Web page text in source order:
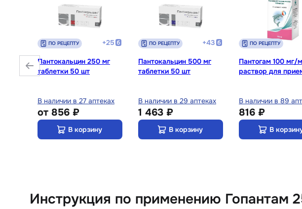
ПО РЕЦЕПТУ +25
Пантокальцин 250 мг
таблетки 50 шт
В наличии в 27 аптеках
от 856 ₽
В корзину
ПО РЕЦЕПТУ +43
Пантокальцин 500 мг
таблетки 50 шт
В наличии в 29 аптеках
1 463 ₽
В корзину
ПО РЕЦЕПТУ
Пантогам 100 мг/
раствор для
В наличии в 89
816 ₽
В
Инструкция по применению Гопантам